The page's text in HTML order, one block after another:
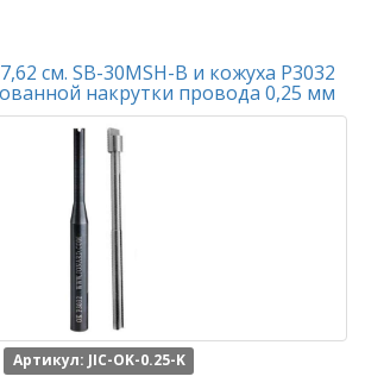
см. SB-30MSH-B и кожуха P3032
накрутки провода 0,25 мм
Артикул: JIC-OK-0.25-K